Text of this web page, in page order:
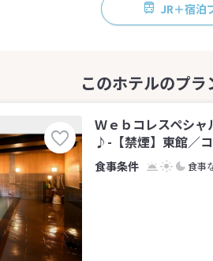
JR＋宿泊
Ｗｅｂコレスペシ
♪-【禁煙】東館／
食事